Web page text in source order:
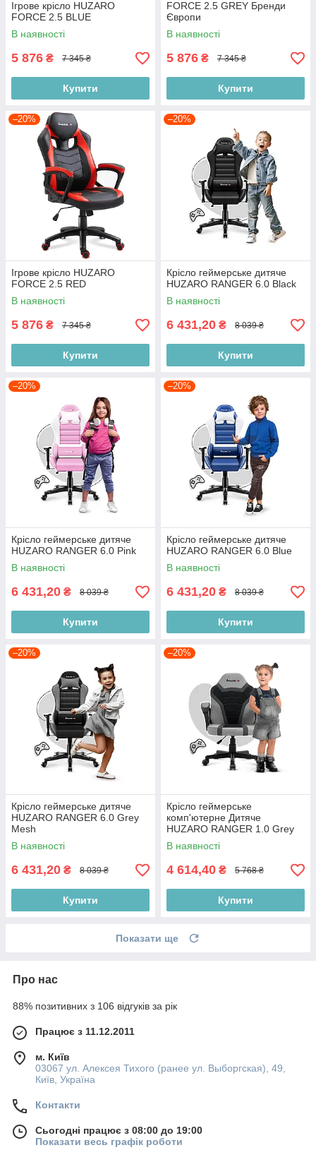
Ігрове крісло HUZARO
FORCE 2.5 BLUE
В наявності
5 876 ₴ 7 345 ₴
Купити
FORCE 2.5 GREY Бренди
Європи
В наявності
5 876 ₴ 7 345 ₴
Купити
–20%
Ігрове крісло HUZARO
FORCE 2.5 RED
В наявності
5 876 ₴ 7 345 ₴
Купити
–20%
Крісло геймерське дитяче
HUZARO RANGER 6.0 Black
В наявності
6 431,20 ₴ 8 039 ₴
Купити
–20%
Крісло геймерське дитяче
HUZARO RANGER 6.0 Pink
В наявності
6 431,20 ₴ 8 039 ₴
Купити
–20%
Крісло геймерське дитяче
HUZARO RANGER 6.0 Blue
В наявності
6 431,20 ₴ 8 039 ₴
Купити
–20%
Крісло геймерське дитяче
HUZARO RANGER 6.0 Grey
Mesh
В наявності
6 431,20 ₴ 8 039 ₴
Купити
–20%
Крісло геймерське
комп'ютерне Дитяче
HUZARO RANGER 1.0 Grey
Mesh Оббивка тканина
В наявності
4 614,40 ₴ 5 768 ₴
Купити
Показати ще
Про нас
88% позитивних з 106 відгуків за рік
Працює з 11.12.2011
м. Київ
03067 ул. Алексея Тихого (ранее ул. Выборгская), 49,
Київ, Україна
Контакти
Сьогодні працює з 08:00 до 19:00
Показати весь графік роботи